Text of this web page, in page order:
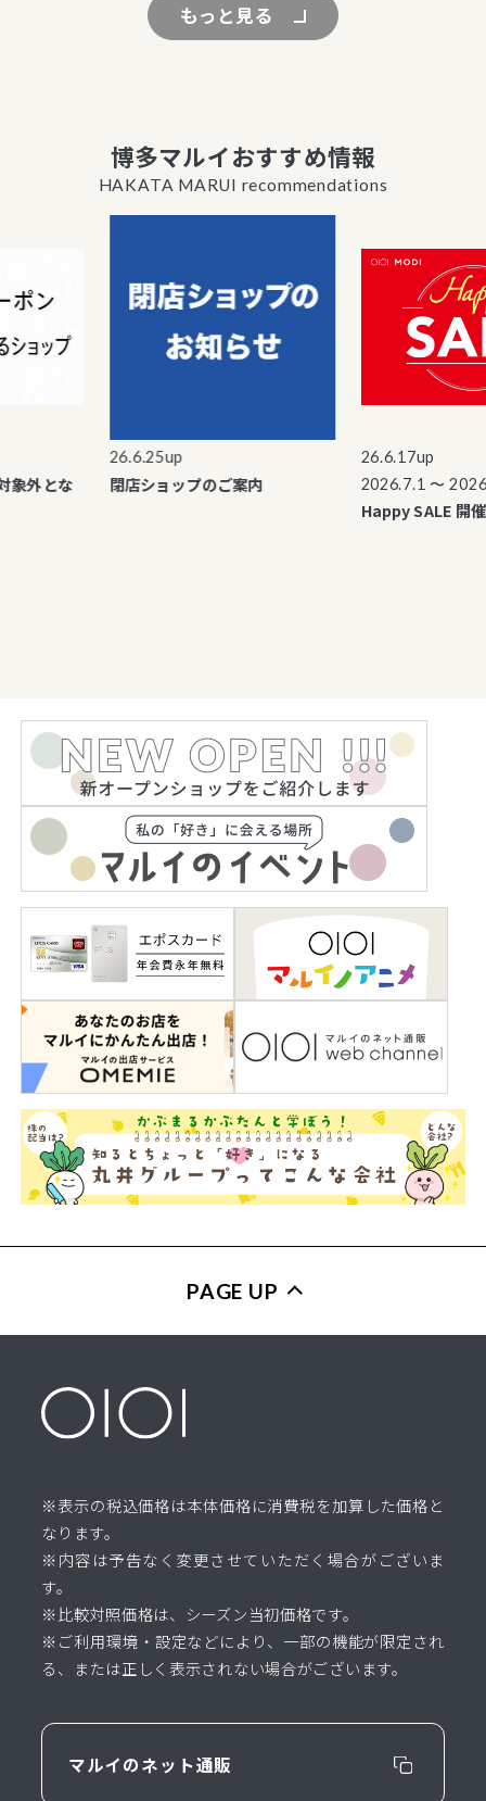
もっと見る
博多マルイおすすめ情報
HAKATA MARUI recommendations
外とな
26.6.25up
閉店ショップのご案内
26.6.17up
2026.7.1 〜
Happy SALE 開催
PAGE UP
※表示の税込価格は本体価格に消費税を加算した価格と
なります。
※内容は予告なく変更させていただく場合がございま
す。
※比較対照価格は、シーズン当初価格です。
※ご利用環境・設定などにより、一部の機能が限定され
る、または正しく表示されない場合がございます。
マルイのネット通販